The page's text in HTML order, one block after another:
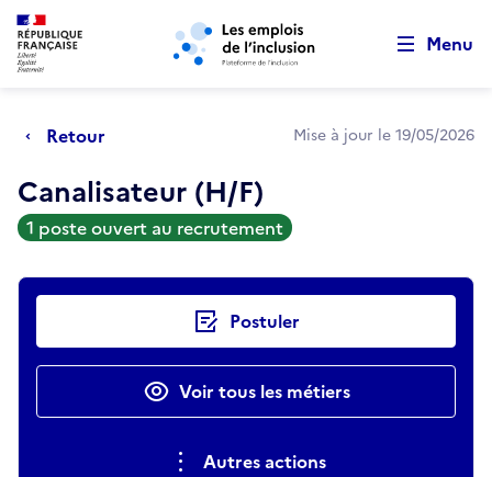
Aller au menu principal Aller au contenu principal
Menu
Retour Mise à jour le 19/05/2026
Canalisateur (H/F)
1 poste ouvert au recrutement
Actions rapides Postuler
Voir tous les métiers
Autres actions
Retour au début de la page
Panneau de gestion des cookies